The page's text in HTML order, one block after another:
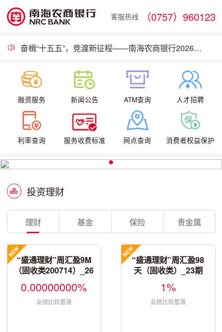
客服热线 （0757）960123
奋楫“十五五”，竞渡新征程——南海农商银行2026年服务大会火热启幕
南海农商银行与优粤佛山卡平台合作市民贷事宜披露
关于启用新版《信息采集、使用及报送授权书》的公告
融资服务 新闻公告 ATM查询 人才招聘
利率查询 服务收费标准 网点查询 消费者权益保护
投资理财
理财 基金 保险 贵金属
“盛通理财”周汇盈9M
（固收类200714）_26
0.00000000%
业绩比较基准
“盛通理财”周汇盈98
天（固收类）_23期
1%
业绩比较基准